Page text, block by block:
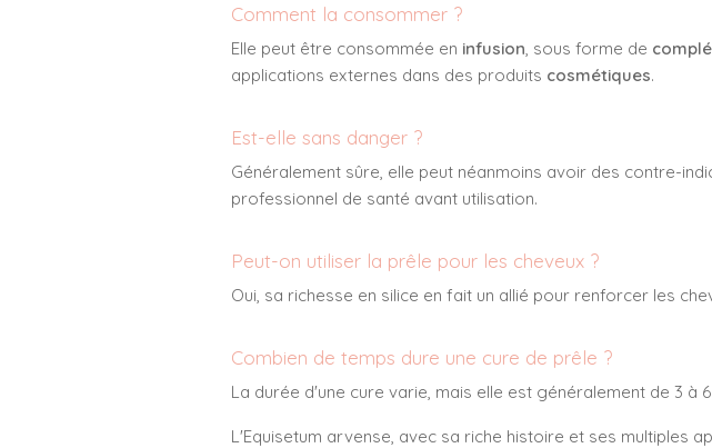
Comment la consommer ?
Elle peut être consommée en infusion, sous forme de
applications externes dans des produits cosmétiques.
Est-elle sans danger ?
Généralement sûre, elle peut néanmoins avoir des contre-
professionnel de santé avant utilisation.
Peut-on utiliser la prêle pour les cheveux ?
Oui, sa richesse en silice en fait un allié pour renforcer les
Combien de temps dure une cure de prêle ?
La durée d'une cure varie, mais elle est généralement de 3
L'Equisetum arvense, avec sa riche histoire et ses multiples